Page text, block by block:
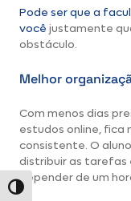
Alternar alto
Pode ser que a
você justamente
obstáculo.
Melhor
Com menos dias
estudos online, fica
consistente. O
distribuir as tarefas
depender de um